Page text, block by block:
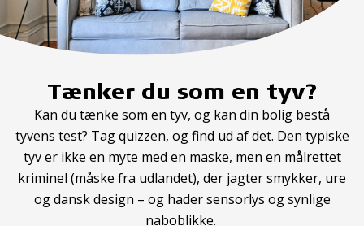
Tænker du som en tyv?
Kan du tænke som en tyv, og kan din bolig bestå
tyvens test? Tag quizzen, og find ud af det. Den typiske
tyv er ikke en myte med en maske, men en målrettet
kriminel (måske fra udlandet), der jagter smykker, ure
og dansk design – og hader sensorlys og synlige
naboblikke.